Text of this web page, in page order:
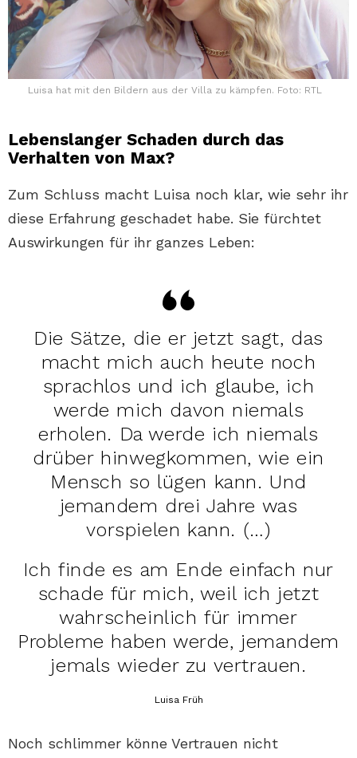
Luisa hat mit den Bildern aus der Villa zu kämpfen. Foto: RTL
Lebenslanger Schaden durch das
Verhalten von Max?
Zum Schluss macht Luisa noch klar, wie sehr ihr
diese Erfahrung geschadet habe. Sie fürchtet
Auswirkungen für ihr ganzes Leben:
Die Sätze, die er jetzt sagt, das
macht mich auch heute noch
sprachlos und ich glaube, ich
werde mich davon niemals
erholen. Da werde ich niemals
drüber hinwegkommen, wie ein
Mensch so lügen kann. Und
jemandem drei Jahre was
vorspielen kann. (…)
Ich finde es am Ende einfach nur
schade für mich, weil ich jetzt
wahrscheinlich für immer
Probleme haben werde, jemandem
jemals wieder zu vertrauen.
Luisa Früh
Noch schlimmer könne Vertrauen nicht